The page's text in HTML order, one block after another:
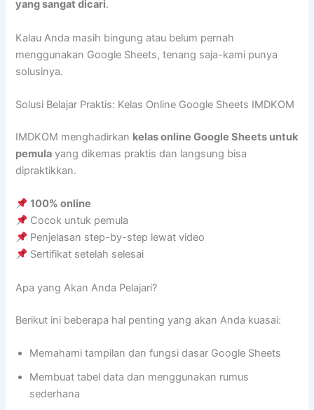
yang sangat dicari.
Kalau Anda masih bingung atau belum pernah
menggunakan Google Sheets, tenang saja-kami punya
solusinya.
Solusi Belajar Praktis: Kelas Online Google Sheets IMDKOM
IMDKOM menghadirkan kelas online Google Sheets untuk
pemula yang dikemas praktis dan langsung bisa
dipraktikkan.
100% online
Cocok untuk pemula
Penjelasan step-by-step lewat video
Sertifikat setelah selesai
Apa yang Akan Anda Pelajari?
Berikut ini beberapa hal penting yang akan Anda kuasai:
Memahami tampilan dan fungsi dasar Google Sheets
Membuat tabel data dan menggunakan rumus
sederhana